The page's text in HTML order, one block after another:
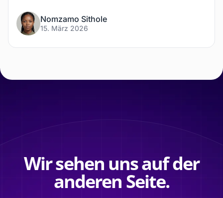
Nomzamo Sithole
15. März 2026
Wir sehen uns auf der
anderen Seite.